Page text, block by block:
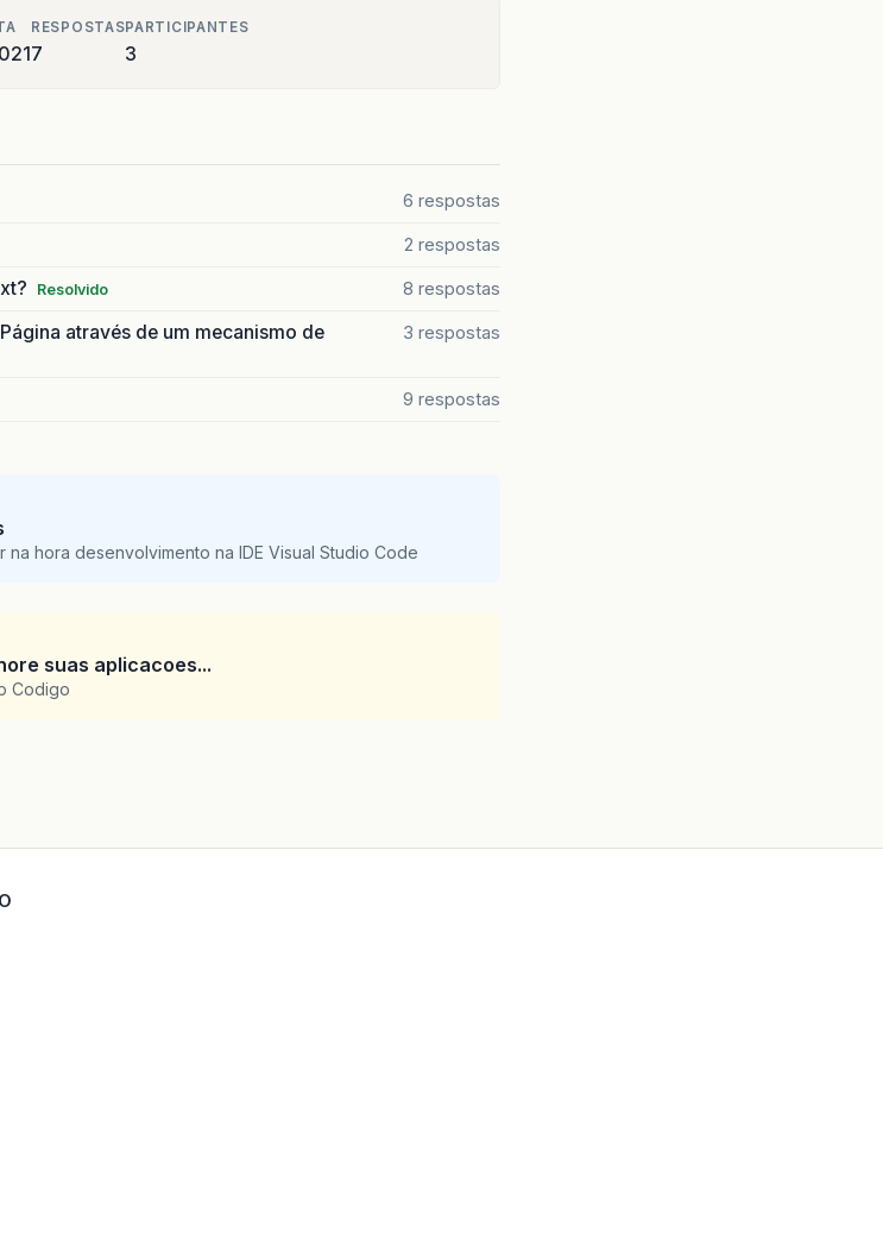
RESPOSTAS
7
PARTICIPANTES
3
6 respostas
2 respostas
Resolvido 8 respostas
através de um mecanismo de
3 respostas
9 respostas
hora desenvolvimento na IDE Visual Studio Code
suas aplicacoes...
Codigo